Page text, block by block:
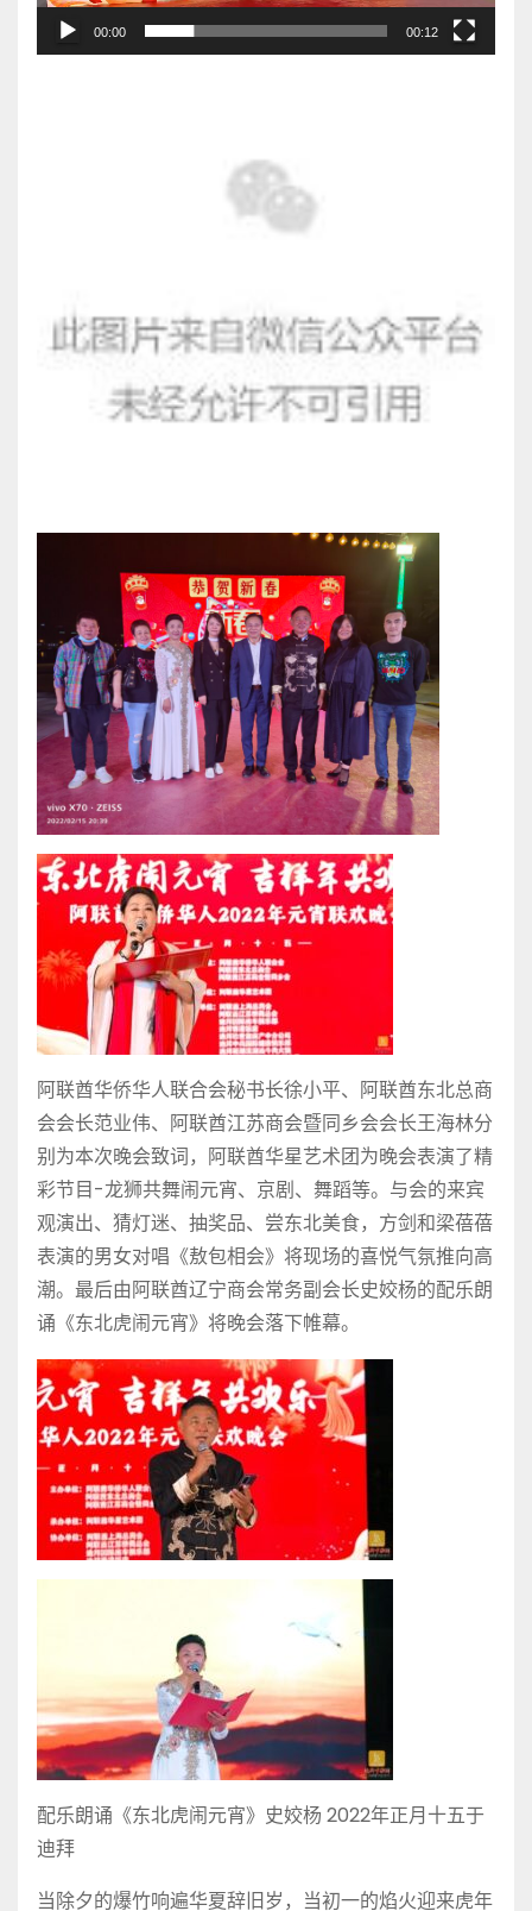
00:00 00:12
阿联酋华侨华人联合会秘书长徐小平、阿联酋东北总商
会会长范业伟、阿联酋江苏商会暨同乡会会长王海林分
别为本次晚会致词，阿联酋华星艺术团为晚会表演了精
彩节目-龙狮共舞闹元宵、京剧、舞蹈等。与会的来宾
观演出、猜灯迷、抽奖品、尝东北美食，方剑和梁蓓蓓
表演的男女对唱《敖包相会》将现场的喜悦气氛推向高
潮。最后由阿联酋辽宁商会常务副会长史姣杨的配乐朗
诵《东北虎闹元宵》将晚会落下帷幕。
配乐朗诵《东北虎闹元宵》史姣杨 2022年正月十五于
迪拜
当除夕的爆竹响遍华夏辞旧岁，当初一的焰火迎来虎年